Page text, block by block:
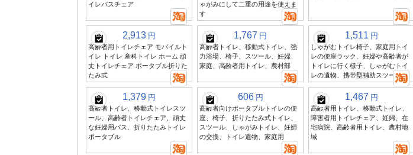
イレバスチェア
ゃがみにして二重の用途を使えま
す
2,913 円
高齢者用トイレチェア モバイルト
イレ トイレ 産科トイレ ホーム 頑
丈トイレチェア ポータブル折りた
たみ式
1,767 円
高齢者トイレ、移動式トイレ、強
力浴場、椅子、スツール、妊婦、
家庭、高齢者用トイレ、農村部
1,511 円
しゃがむトイレ椅子、家庭用トイ
レの便座ラック、妊婦や高齢者が
トイレに行く様子、しゃがむトイ
レの遺物、携帯型補助スツール
1,379 円
高齢者トイレ、移動式トイレスツ
ール、高齢者トイレチェア、頑丈
な妊婦用バス、折りたたみトイレ
ポータブル
606 円
高齢者向けポータブルトイレの便
座、椅子、折りたたみ式トイレ、
スツール、しゃがみトイレ、妊婦
の交換、トイレ遺物、家庭用
1,467 円
高齢者用トイレ、移動式トイレ、
障害者用トイレチェア、妊婦、在
宅病院、高齢者用トイレ、農村地
域